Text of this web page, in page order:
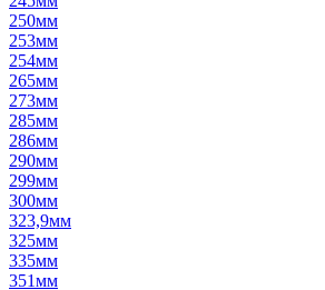
250мм
253мм
254мм
265мм
273мм
285мм
286мм
290мм
299мм
300мм
323,9мм
325мм
335мм
351мм